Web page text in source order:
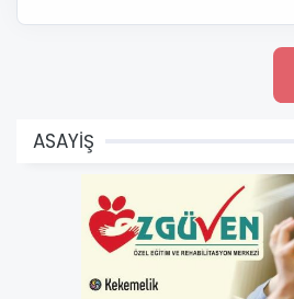
ASAYİŞ